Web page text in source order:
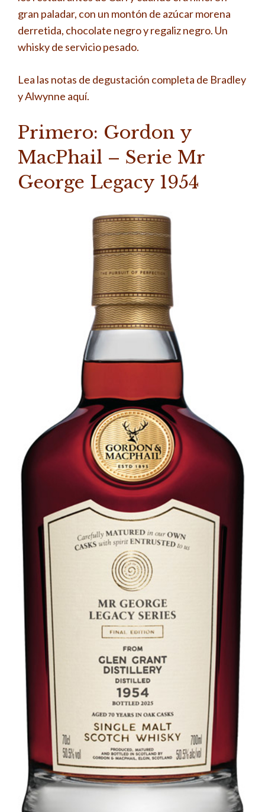
gran paladar, con un montón de azúcar morena
derretida, chocolate negro y regaliz negro. Un
whisky de servicio pesado.
Lea las notas de degustación completa de Bradley
y Alwynne aquí.
Primero: Gordon y
MacPhail – Serie Mr
George Legacy 1954